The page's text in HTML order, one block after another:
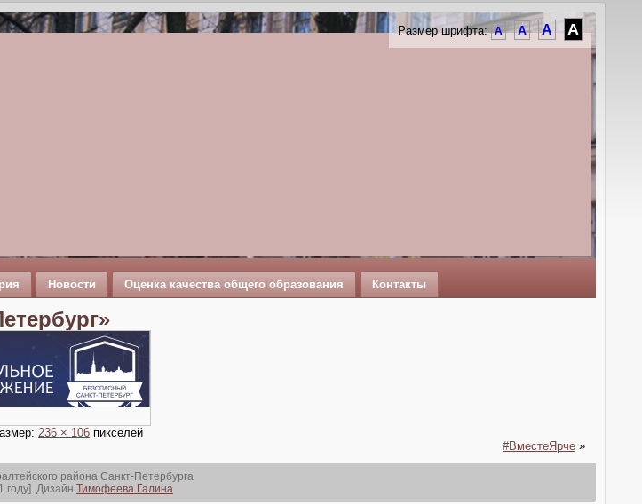
Размер шрифта: A A A A
Новости Оценка качества общего образования Контакты
236 × 106 пикселей
#ВместеЯрче »
района Санкт-Петербурга
году]. Дизайн Тимофеева Галина